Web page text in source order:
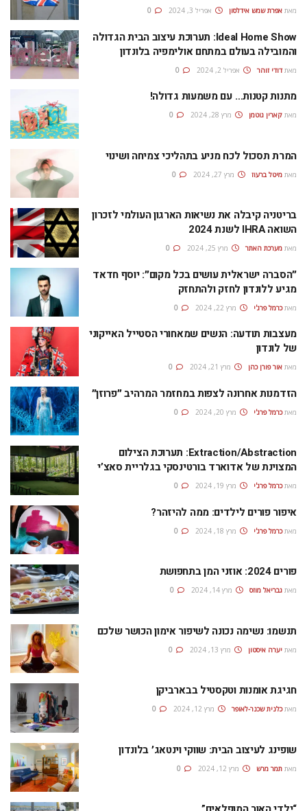
מאת אפרת‭ ‬שמש‭ ‬אידלסון אפריל 3, 2024
Ideal Home Show: תערוכת עיצוב הבית הגדולה
והמובילה בעולם במתחם אולימפיה בלונדון
מאת דודי זוהר אפריל 2, 2024
מתנות קטנות… עם משמעות גדולה!
מאת קארין גוטמן מרץ 28, 2024
המרת תסכול לכח מניע בתהליכי צמיחה ושינוי
מאת מיטל ברעוז מרץ 27, 2024
בריטניה קיבלה את נשיאות הארגון העולמי לזכרון
השואה IHRA לשנת 2024
מאת מערכת האתר מרץ 25, 2024
״הסברה ישראלית עושים בכל מקום״: יוסף חדאד
מגיע ללונדון לחזק ולהתחזק
מאת כרמל פרג'י מרץ 22, 2024
מעצבות תודעה: הנשים שמאחורי הסטייל האייקוני
של לונדון
מאת אור פורן כהן מרץ 21, 2024
הזדמנות אחרונה לצפות במחזמר המרהיב ״פרוזן״
מאת כרמל פרג'י מרץ 20, 2024
Extraction/Abstraction: תערוכת הצילום
המצוינת של אדוארד בורטינסקי בגלריית סאצ’י
מאת כרמל פרג'י מרץ 19, 2024
איפור פורים לילדים: ממה להיזהר?
מאת כרמל פרג'י מרץ 18, 2024
פורים 2024: אוזני המן בתחפושת
מאת גבריאל מוזס מרץ 14, 2024
תנשמו: נשימה נכונה לשיפור אימון הכושר שלכם
מאת יערה איסטון מרץ 13, 2024
חגיגת אומנות וטקסטיל בבארביקן
מאת כלנית שכנר-לאופר מרץ 12, 2024
שופינג לעיצוב הבית: שווקי וינטאג׳ בלונדון
מאת תמר מרש מרץ 12, 2024